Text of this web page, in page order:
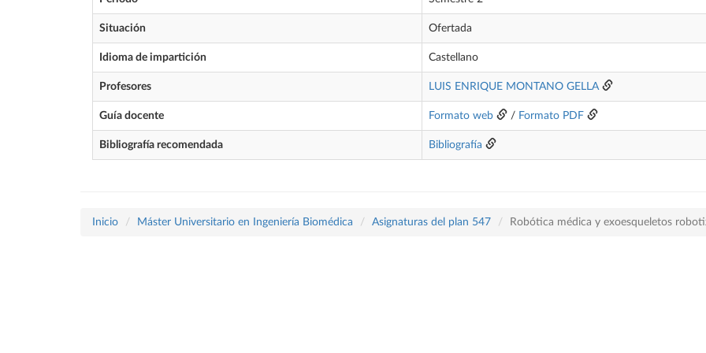
Situación Ofertada
Idioma de impartición Castellano
Profesores LUIS ENRIQUE MONTANO GELLA
Guía docente Formato web / Formato PDF
Bibliografía recomendada Bibliografía
Inicio Máster Universitario en Ingeniería Biomédica Asignaturas del plan 547 Robótica médica y exoesqueletos